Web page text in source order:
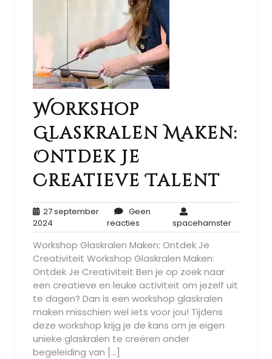
Workshop
Glaskralen Maken:
Ontdek Je
Creatieve Talent
27 september
2024
september
2024
Geen
reactiesGeen
reacties
spacehamster
Workshop Glaskralen Maken: Ontdek Je
Creativiteit Workshop Glaskralen Maken:
Ontdek Je Creativiteit Ben je op zoek naar
een creatieve en leuke activiteit om jezelf uit
te dagen? Dan is een workshop glaskralen
maken misschien wel iets voor jou! Tijdens
deze workshop krijg je de kans om je eigen
unieke glaskralen te creëren onder
begeleiding van […]